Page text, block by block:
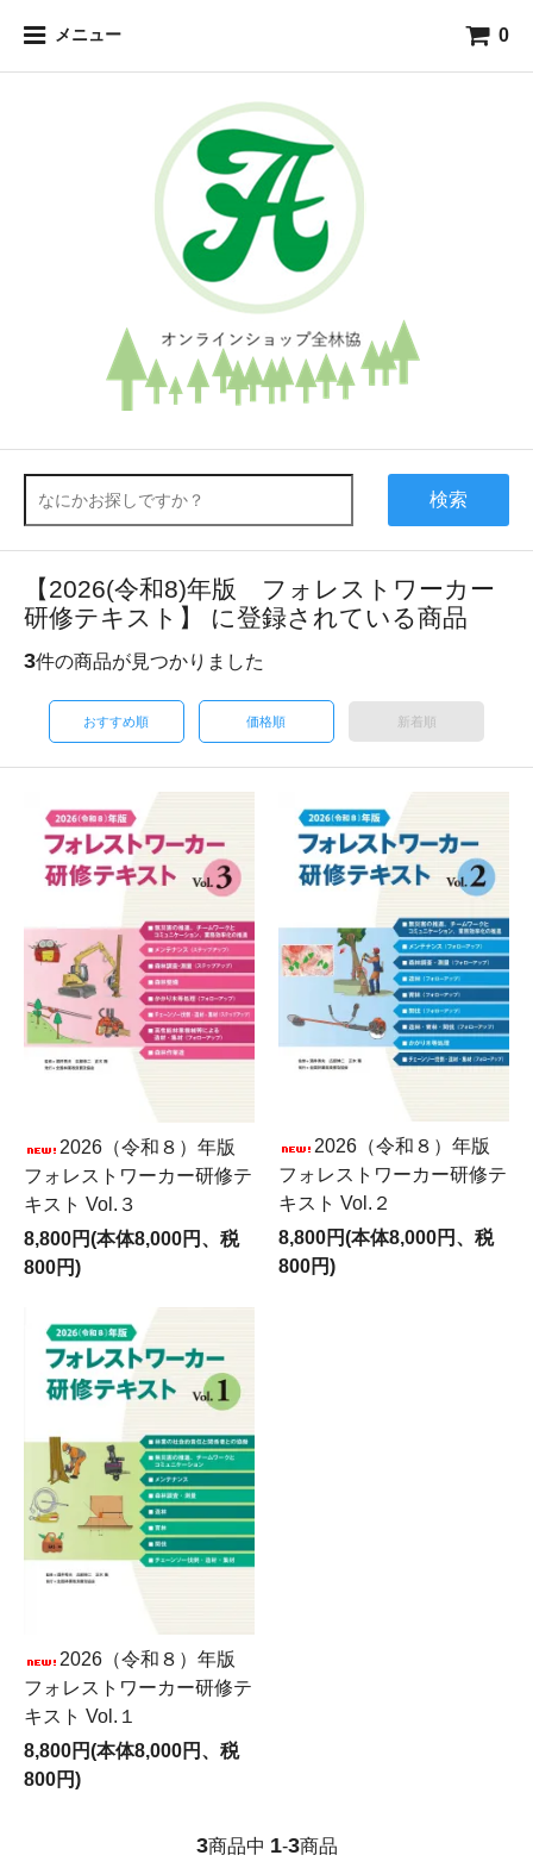
メニュー 0
検索
【2026(令和8)年版 フォレストワーカー
研修テキスト】 に登録されている商品
3件の商品が見つかりました
おすすめ順 価格順 新着順
2026（令和８）年版
フォレストワーカー研修テ
キスト Vol.３
8,800円(本体8,000円、税
800円)
2026（令和８）年版
フォレストワーカー研修テ
キスト Vol.２
8,800円(本体8,000円、税
800円)
2026（令和８）年版
フォレストワーカー研修テ
キスト Vol.１
8,800円(本体8,000円、税
800円)
3商品中 1-3商品